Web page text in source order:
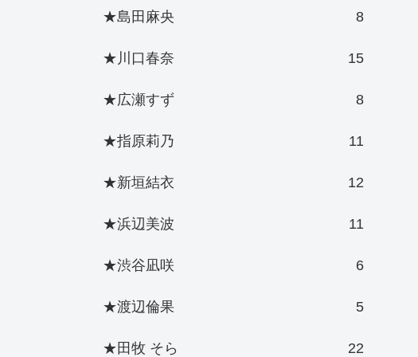
★島田麻央 8
★川口春奈 15
★広瀬すず 8
★指原莉乃 11
★新垣結衣 12
★浜辺美波 11
★渋谷凪咲 6
★渡辺倫果 5
★田牧 そら 22